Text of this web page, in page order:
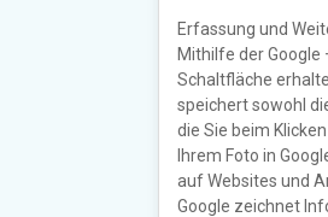
Erfassung und
Mithilfe der
Schaltfläche
speichert sowohl
die Sie beim
Ihrem Foto in
auf Websites und
Google zeichnet